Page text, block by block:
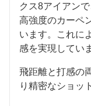
クス8アイアン
高強度のカーペ
います。これに
感を実現してい
飛距離と打感の
り精密なショッ